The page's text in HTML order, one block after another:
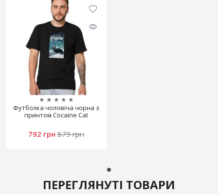
★ ★ ★ ★ ★
Футболка чоловіча чорна з
принтом Cocaine Cat
792 грн 879 грн
ПЕРЕГЛЯНУТІ ТОВАРИ